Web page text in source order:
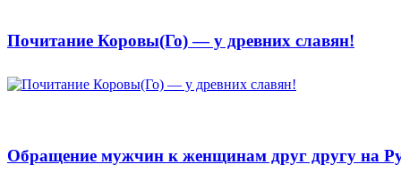
Почитание Коровы(Го) — у древних славян!
Обращение мужчин к женщинам друг другу на